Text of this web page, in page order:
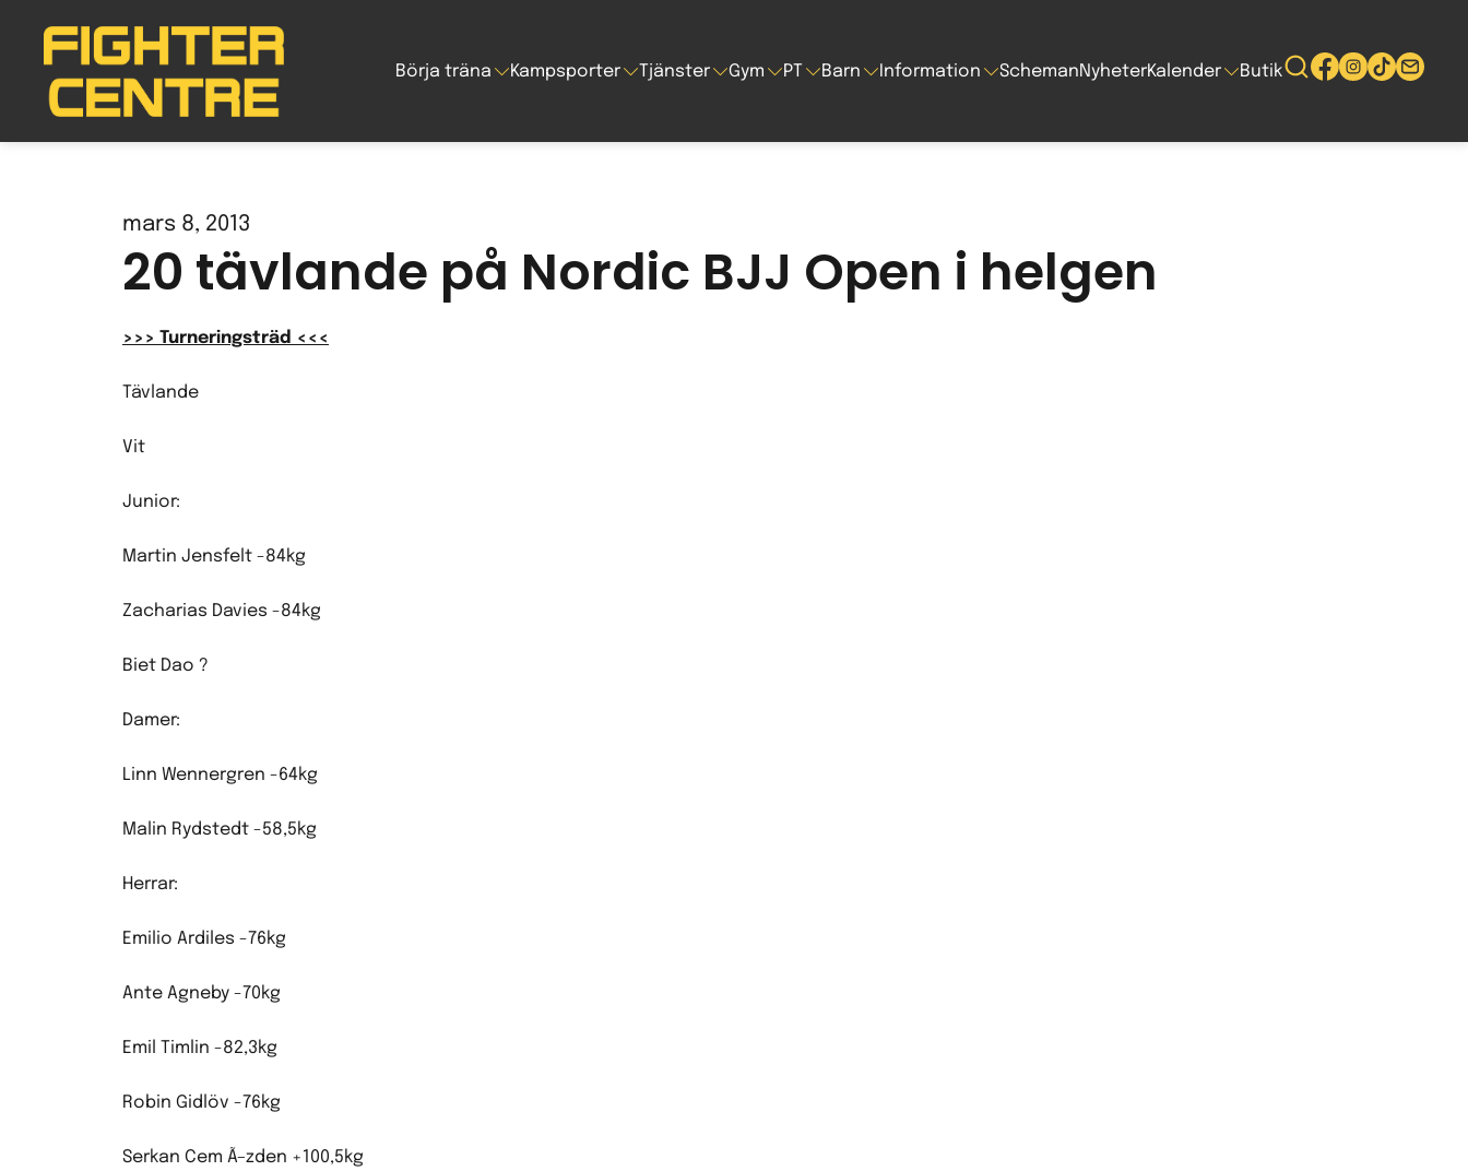
till
Börja träna Kampsporter Tjänster Gym PT Barn Information SchemanNyheterKalender Butik
mars 8, 2013
20 tävlande på Nordic BJJ Open i helgen
>>> Turneringsträd <<<
Tävlande
Vit
Junior:
Martin Jensfelt -84kg
Zacharias Davies -84kg
Biet Dao ?
Damer:
Linn Wennergren -64kg
Malin Rydstedt -58,5kg
Herrar:
Emilio Ardiles -76kg
Ante Agneby -70kg
Emil Timlin -82,3kg
Robin Gidlöv -76kg
Serkan Cem Ã–zden +100,5kg